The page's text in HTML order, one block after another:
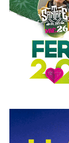
de los
Sigue
autoridades para
no solo ahí,
opacas, mal
conductores
de cada día),
“circule con